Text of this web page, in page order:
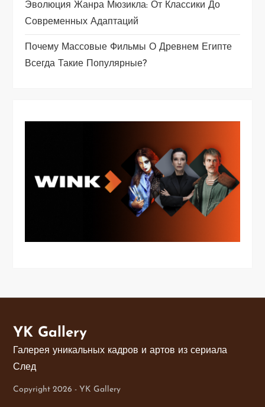
и
с
я
Эволюция Жанра Мюзикла: От Классики До
Современных Адаптаций
Почему Массовые Фильмы О Древнем Египте
Всегда Такие Популярные?
YK Gallery
Галерея уникальных кадров и артов из сериала
След
Copyright 2026 - YK Gallery